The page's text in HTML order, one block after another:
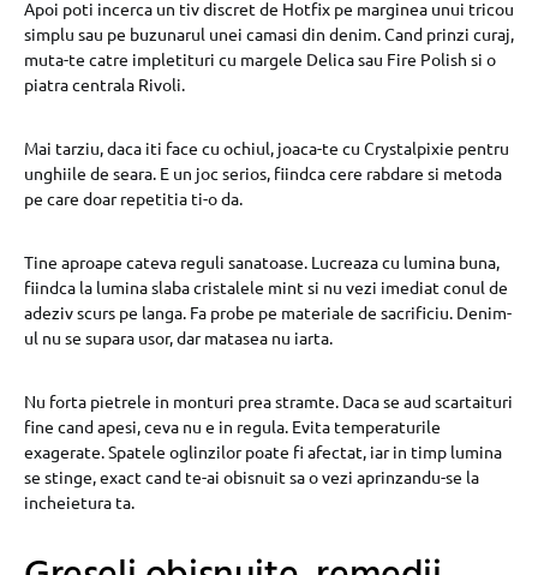
Apoi poti incerca un tiv discret de Hotfix pe marginea unui tricou
simplu sau pe buzunarul unei camasi din denim. Cand prinzi curaj,
muta-te catre impletituri cu margele Delica sau Fire Polish si o
piatra centrala Rivoli.
Mai tarziu, daca iti face cu ochiul, joaca-te cu Crystalpixie pentru
unghiile de seara. E un joc serios, fiindca cere rabdare si metoda
pe care doar repetitia ti-o da.
Tine aproape cateva reguli sanatoase. Lucreaza cu lumina buna,
fiindca la lumina slaba cristalele mint si nu vezi imediat conul de
adeziv scurs pe langa. Fa probe pe materiale de sacrificiu. Denim-
ul nu se supara usor, dar matasea nu iarta.
Nu forta pietrele in monturi prea stramte. Daca se aud scartaituri
fine cand apesi, ceva nu e in regula. Evita temperaturile
exagerate. Spatele oglinzilor poate fi afectat, iar in timp lumina
se stinge, exact cand te-ai obisnuit sa o vezi aprinzandu-se la
incheietura ta.